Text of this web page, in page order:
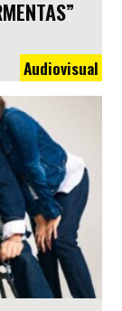
Audiovisual